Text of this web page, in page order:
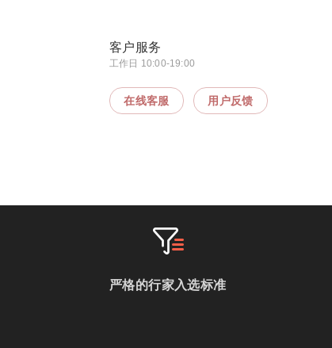
客户服务
工作日 10:00-19:00
在线客服 用户反馈
严格的行家入选标准